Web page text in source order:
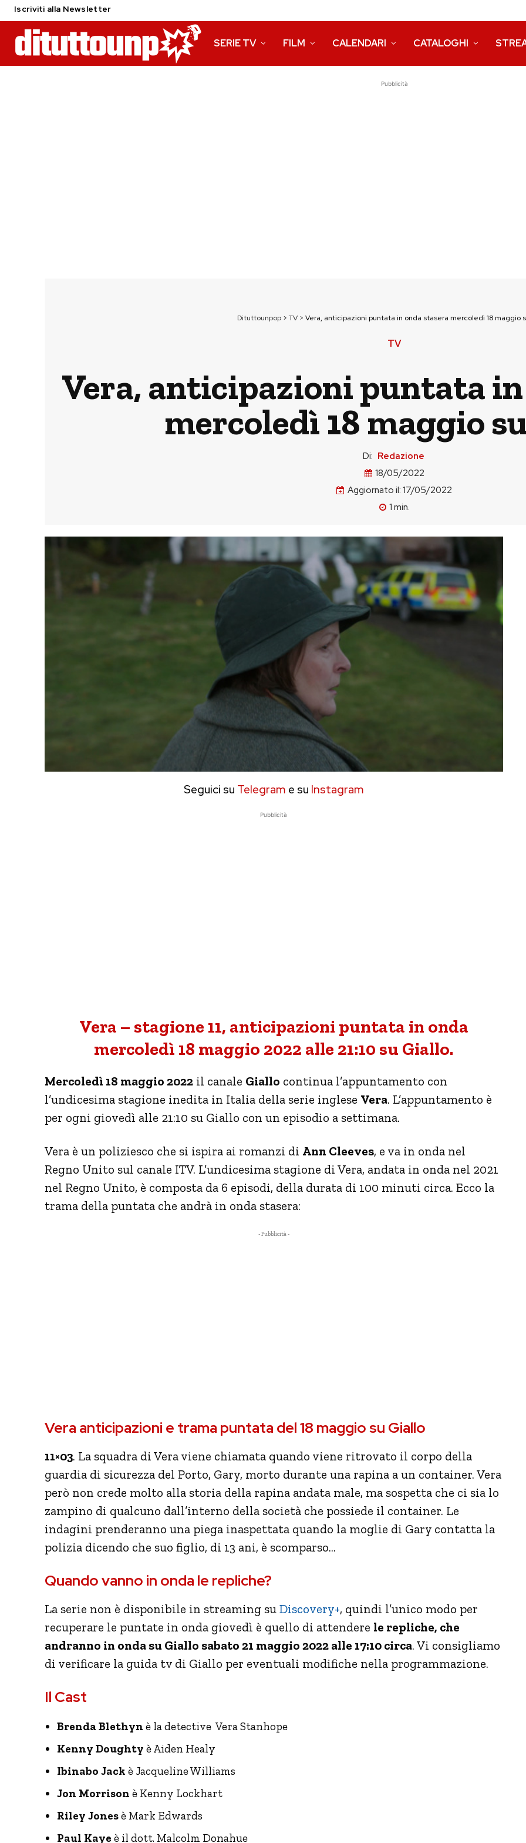
Iscriviti alla Newsletter
SERIE TV FILM CALENDARI CATALOGHI
Pubblicità
Dituttounpop > TV > Vera, anticipazioni puntata in onda stasera mercoledì 18 maggio
TV
Vera, anticipazioni puntata
mercoledì 18 maggio
Di: Redazione
18/05/2022
Aggiornato il: 17/05/2022
1 min.
Seguici su Telegram e su Instagram
Pubblicità
Vera – stagione 11, anticipazioni puntata in onda
mercoledì 18 maggio 2022 alle 21:10 su Giallo.
Mercoledì 18 maggio 2022 il canale Giallo continua l’appuntamento con
l’undicesima stagione inedita in Italia della serie inglese Vera. L’appuntamento è
per ogni giovedì alle 21:10 su Giallo con un episodio a settimana.
Vera è un poliziesco che si ispira ai romanzi di Ann Cleeves, e va in onda nel
Regno Unito sul canale ITV. L’undicesima stagione di Vera, andata in onda nel 2021
nel Regno Unito, è composta da 6 episodi, della durata di 100 minuti circa. Ecco la
trama della puntata che andrà in onda stasera:
- Pubblicità -
Vera anticipazioni e trama puntata del 18 maggio su Giallo
11×03. La squadra di Vera viene chiamata quando viene ritrovato il corpo della
guardia di sicurezza del Porto, Gary, morto durante una rapina a un container. Vera
però non crede molto alla storia della rapina andata male, ma sospetta che ci sia lo
zampino di qualcuno dall’interno della società che possiede il container. Le
indagini prenderanno una piega inaspettata quando la moglie di Gary contatta la
polizia dicendo che suo figlio, di 13 ani, è scomparso…
Quando vanno in onda le repliche?
La serie non è disponibile in streaming su Discovery+, quindi l’unico modo per
recuperare le puntate in onda giovedì è quello di attendere le repliche, che
andranno in onda su Giallo sabato 21 maggio 2022 alle 17:10 circa. Vi consigliamo
di verificare la guida tv di Giallo per eventuali modifiche nella programmazione.
Il Cast
Brenda Blethyn è la detective Vera Stanhope
Kenny Doughty è Aiden Healy
Ibinabo Jack è Jacqueline Williams
Jon Morrison è Kenny Lockhart
Riley Jonesè Mark Edwards
Paul Kaye è il dott. Malcolm Donahue